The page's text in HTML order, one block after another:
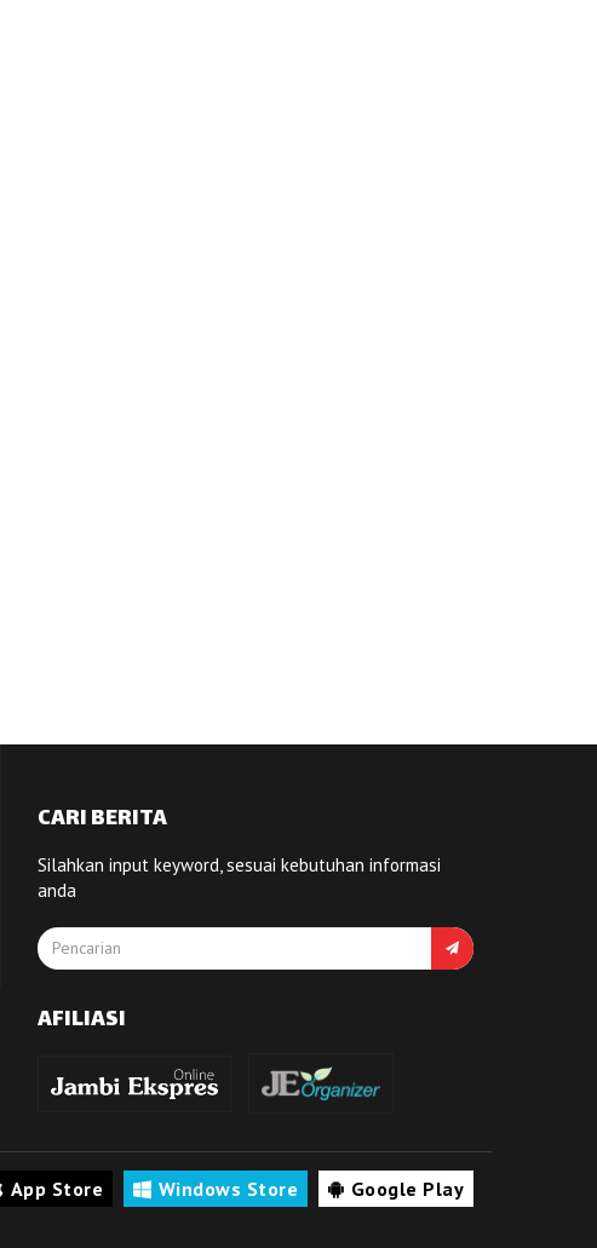
CARI BERITA
Silahkan input keyword, sesuai kebutuhan informasi
anda
AFILIASI
App Store Windows Store Google Play